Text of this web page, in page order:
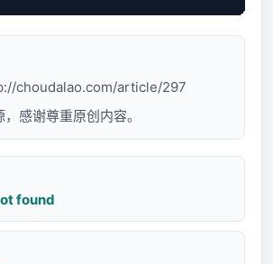
choudalao.com/article/297
感谢尊重原创内容。
found